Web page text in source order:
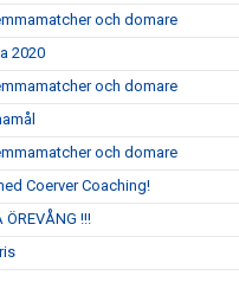
och domare
2020
och domare
och domare
Coerver Coaching!
ÖREVÅNG !!!